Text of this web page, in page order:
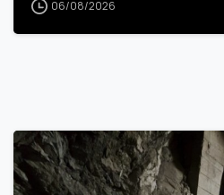
06/08/2026